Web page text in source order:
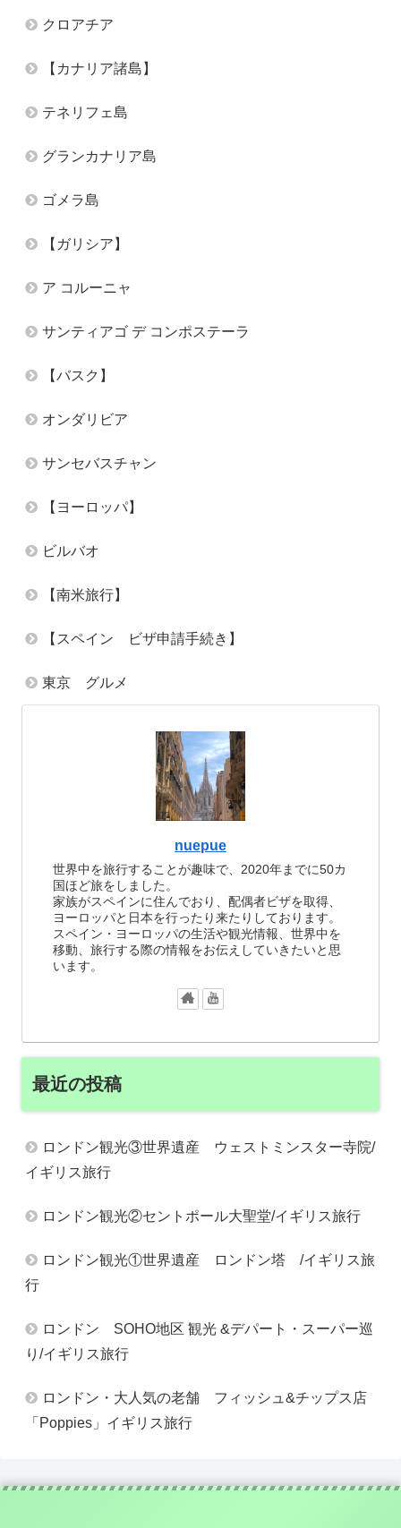
クロアチア
【カナリア諸島】
テネリフェ島
グランカナリア島
ゴメラ島
【ガリシア】
ア コルーニャ
サンティアゴ デ コンポステーラ
【バスク】
オンダリビア
サンセバスチャン
【ヨーロッパ】
ビルバオ
【南米旅行】
【スペイン ビザ申請手続き】
東京 グルメ
nuepue
世界中を旅行することが趣味で、2020年までに50カ
国ほど旅をしました。
家族がスペインに住んでおり、配偶者ビザを取得、
ヨーロッパと日本を行ったり来たりしております。
スペイン・ヨーロッパの生活や観光情報、世界中を
移動、旅行する際の情報をお伝えしていきたいと思
います。
最近の投稿
ロンドン観光③世界遺産 ウェストミンスター寺院/
イギリス旅行
ロンドン観光②セントポール大聖堂/イギリス旅行
ロンドン観光①世界遺産 ロンドン塔 /イギリス旅
行
ロンドン SOHO地区 観光 &デパート・スーパー巡
り/イギリス旅行
ロンドン・大人気の老舗 フィッシュ&チップス店
「Poppies」イギリス旅行